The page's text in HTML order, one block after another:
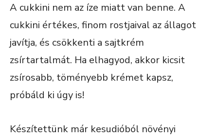
A cukkini nem az íze miatt van benne. A
cukkini értékes, finom rostjaival az állagot
javítja, és csökkenti a sajtkrém
zsírtartalmát. Ha elhagyod, akkor kicsit
zsírosabb, töményebb krémet kapsz,
próbáld ki úgy is!
Készítettünk már kesudióból növényi